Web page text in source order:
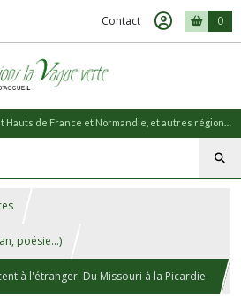
Contact 0
poésie...)
à l'étranger. Du Missouri à la Picardie.